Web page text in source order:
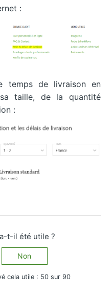
:
temps de livraison en
taille, de la quantité
:
t-il été utile ?
Non
cela utile : 50 sur 90